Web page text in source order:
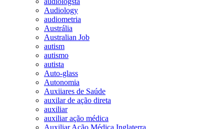
Audiology
audiometria
Austrália
Australian Job
autism
autismo
autista
Auto-glass
Autonomia
Auxiiares de Saúde
auxilar de ação direta
auxiliar
auxiliar ação médica
Auxiliar Ação Médica Inglaterra